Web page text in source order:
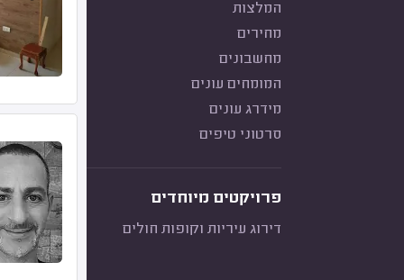
המלצות
מחירים
מחשבונים
המומחים עונים
מידרג עונים
סרטוני טיפים
פרויקטים מיוחדים
דירוג עיריות וקופות חולים